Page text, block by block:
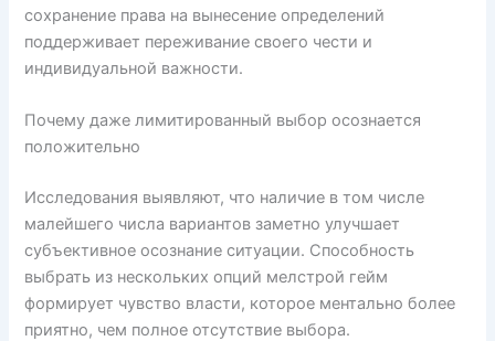
сохранение права на вынесение определений
поддерживает переживание своего чести и
индивидуальной важности.
Почему даже лимитированный выбор осознается
положительно
Исследования выявляют, что наличие в том числе
малейшего числа вариантов заметно улучшает
субъективное осознание ситуации. Способность
выбрать из нескольких опций мелстрой гейм
формирует чувство власти, которое ментально более
приятно, чем полное отсутствие выбора.